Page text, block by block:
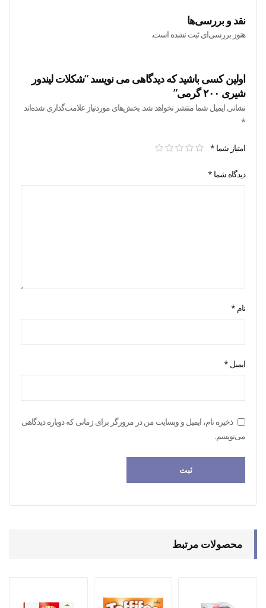
نقد و بررسی‌ها
هنوز بررسی‌ای ثبت نشده است.
اولین کسی باشید که دیدگاهی می نویسد “شکلات لیندور
شیری ۲۰۰ گرمی”
نشانی ایمیل شما منتشر نخواهد شد. بخش‌های موردنیاز علامت‌گذاری شده‌اند
*
امتیاز شما *
دیدگاه شما *
نام *
ایمیل *
ذخیره نام، ایمیل و وبسایت من در مرورگر برای زمانی که دوباره دیدگاهی
می‌نویسم.
محصولات مرتبط